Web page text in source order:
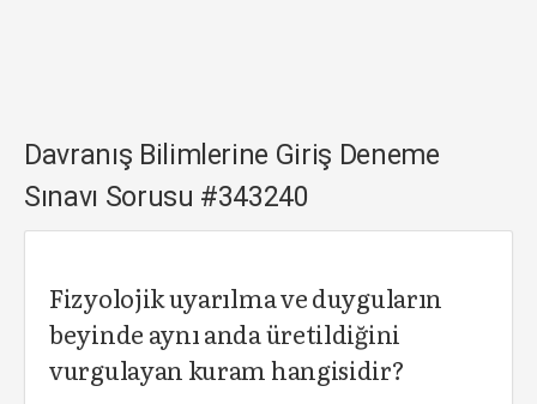
Davranış Bilimlerine Giriş Deneme
Sınavı Sorusu #343240
Fizyolojik uyarılma ve duyguların
beyinde aynı anda üretildiğini
vurgulayan kuram hangisidir?